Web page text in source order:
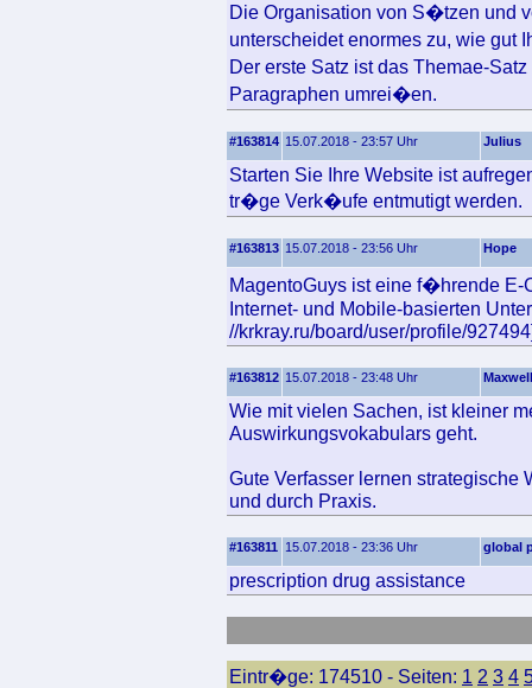
Die Organisation von S�tzen und
unterscheidet enormes zu, wie
Der erste Satz ist das Themae-
Paragraphen umrei�en.
#163814 15.07.2018 - 23:57 Uhr Julius
Starten Sie Ihre Website ist
tr�ge Verk�ufe entmutigt werden.
#163813 15.07.2018 - 23:56 Uhr Hope
MagentoGuys ist eine f�hrende E-
Internet- und Mobile-basierten
//krkray.ru/board/user/profile/
#163812 15.07.2018 - 23:48 Uhr Maxwell
Wie mit vielen Sachen, ist kleiner
Auswirkungsvokabulars geht.
Gute Verfasser lernen strategische
und durch Praxis.
#163811 15.07.2018 - 23:36 Uhr global
prescription drug assistance
Eintr�ge: 174510 - Seiten: 1 2 3 4